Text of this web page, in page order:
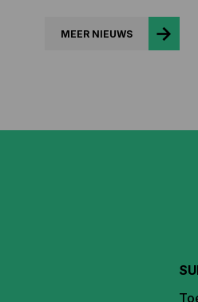
MEER NIEUWS